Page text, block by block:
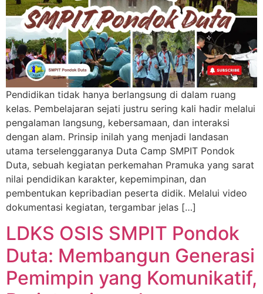
Pendidikan tidak hanya berlangsung di dalam ruang
kelas. Pembelajaran sejati justru sering kali hadir melalui
pengalaman langsung, kebersamaan, dan interaksi
dengan alam. Prinsip inilah yang menjadi landasan
utama terselenggaranya Duta Camp SMPIT Pondok
Duta, sebuah kegiatan perkemahan Pramuka yang sarat
nilai pendidikan karakter, kepemimpinan, dan
pembentukan kepribadian peserta didik. Melalui video
dokumentasi kegiatan, tergambar jelas […]
LDKS OSIS SMPIT Pondok
Duta: Membangun Generasi
Pemimpin yang Komunikatif,